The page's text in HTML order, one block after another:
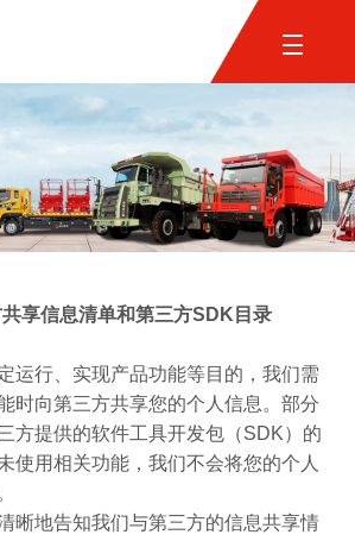
享信息清单和第三方SDK目录
运行、实现产品功能等目的，我们需
时向第三方共享您的个人信息。部分
方提供的软件工具开发包（SDK）的
使用相关功能，我们不会将您的个人
晰地告知我们与第三方的信息共享情